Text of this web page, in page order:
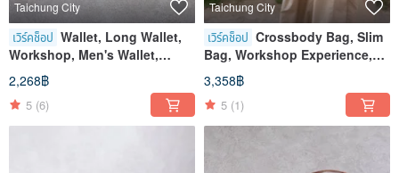
Taichung City
เวิร์คช็อป Wallet, Long Wallet,
Workshop, Men's Wallet,
Taichung, Shen Ji New Village
2,268฿
5 (6)
Taichung City
เวิร์คช็อป Crossbody Bag, Slim
Bag, Workshop Experience,
Taichung Shen Ji Store
3,358฿
5 (1)